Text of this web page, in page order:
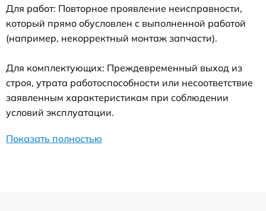
Для работ: Повторное проявление неисправности,
который прямо обусловлен с выполненной работой
(например, некорректный монтаж запчасти).
Для комплектующих: Преждевременный выход из
строя, утрата работоспособности или несоответствие
заявленным характеристикам при соблюдении
условий эксплуатации.
Показать полностью